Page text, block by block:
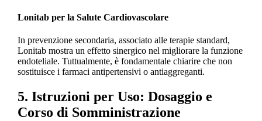
Lonitab per la Salute Cardiovascolare
In prevenzione secondaria, associato alle terapie standard,
Lonitab mostra un effetto sinergico nel migliorare la funzione
endoteliale. Tuttualmente, è fondamentale chiarire che non
sostituisce i farmaci antipertensivi o antiaggreganti.
5. Istruzioni per Uso: Dosaggio e
Corso di Somministrazione